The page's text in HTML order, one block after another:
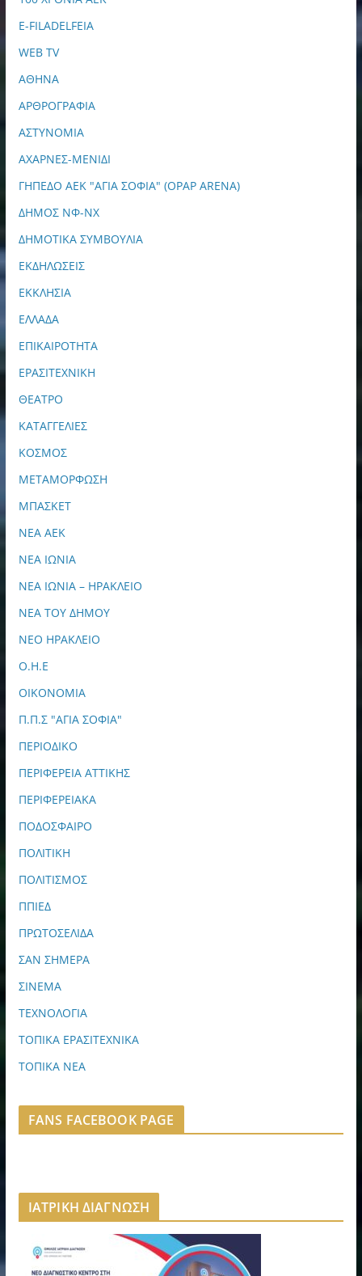
E-FILADELFEIA
WEB TV
ΑΘΗΝΑ
ΑΡΘΡΟΓΡΑΦΙΑ
ΑΣΤΥΝΟΜΙΑ
ΑΧΑΡΝΕΣ-ΜΕΝΙΔΙ
ΓΗΠΕΔΟ ΑΕΚ "ΑΓΙΑ ΣΟΦΙΑ" (OPAP ARENA)
ΔΗΜΟΣ ΝΦ-ΝΧ
ΔΗΜΟΤΙΚΑ ΣΥΜΒΟΥΛΙΑ
ΕΚΔΗΛΩΣΕΙΣ
ΕΚΚΛΗΣΙΑ
ΕΛΛΑΔΑ
ΕΠΙΚΑΙΡΟΤΗΤΑ
ΕΡΑΣΙΤΕΧΝΙΚΗ
ΘΕΑΤΡΟ
ΚΑΤΑΓΓΕΛΙΕΣ
ΚΟΣΜΟΣ
ΜΕΤΑΜΟΡΦΩΣΗ
ΜΠΑΣΚΕΤ
ΝΕΑ ΑΕΚ
ΝΕΑ ΙΩΝΙΑ
ΝΕΑ ΙΩΝΙΑ – ΗΡΑΚΛΕΙΟ
ΝΕΑ ΤΟΥ ΔΗΜΟΥ
ΝΕΟ ΗΡΑΚΛΕΙΟ
Ο.Η.Ε
ΟΙΚΟΝΟΜΙΑ
Π.Π.Σ "ΑΓΙΑ ΣΟΦΙΑ"
ΠΕΡΙΟΔΙΚΟ
ΠΕΡΙΦΕΡΕΙΑ ΑΤΤΙΚΗΣ
ΠΕΡΙΦΕΡΕΙΑΚΑ
ΠΟΔΟΣΦΑΙΡΟ
ΠΟΛΙΤΙΚΗ
ΠΟΛΙΤΙΣΜΟΣ
ΠΠΙΕΔ
ΠΡΩΤΟΣΕΛΙΔΑ
ΣΑΝ ΣΗΜΕΡΑ
ΣΙΝΕΜΑ
ΤΕΧΝΟΛΟΓΙΑ
ΤΟΠΙΚΑ ΕΡΑΣΙΤΕΧΝΙΚΑ
ΤΟΠΙΚΑ ΝΕΑ
FANS FACEBOOK PAGE
ΙΑΤΡΙΚΗ ΔΙΑΓΝΩΣΗ